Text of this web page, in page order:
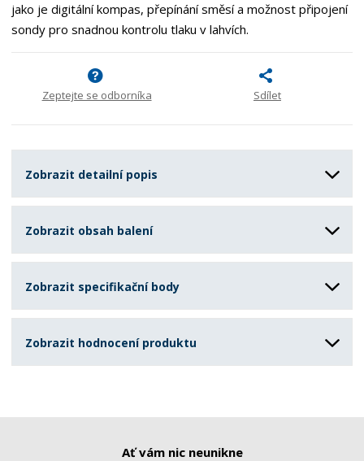
jako je digitální kompas, přepínání směsí a možnost připojení
sondy pro snadnou kontrolu tlaku v lahvích.
Zeptejte se odborníka Sdílet
Zobrazit detailní popis
Zobrazit obsah balení
Zobrazit specifikační body
Zobrazit hodnocení produktu
Ať vám nic neunikne